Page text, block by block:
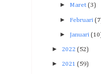
► Maret (3)
► Februari
► Januari
► 2022 (52)
► 2021 (59)